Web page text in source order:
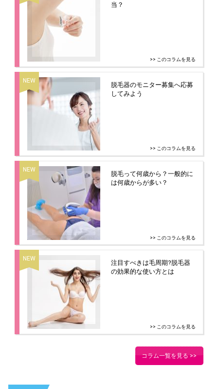
当？
>> このコラムを見る
脱毛器のモニター募集へ応募
してみよう
>> このコラムを見る
脱毛って何歳から？一般的に
は何歳からが多い？
>> このコラムを見る
注目すべきは毛周期?脱毛器
の効果的な使い方とは
>> このコラムを見る
コラム一覧を見る >>